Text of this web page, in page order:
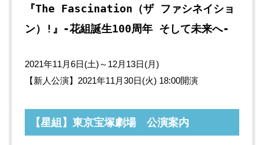
『The Fascination（ザ ファシネイショ
ン）!』-花組誕生100周年 そして未来へ-
2021年11月6日(土)～12月13日(月)
【新人公演】2021年11月30日(火) 18:00開演
【星組】東京宝塚劇場 公演案内